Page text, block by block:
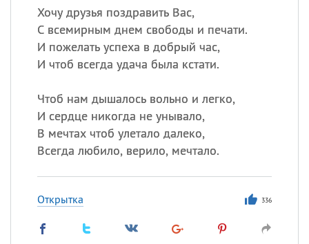
Хочу друзья поздравить Вас,
С всемирным днем свободы и печати.
И пожелать успеха в добрый час,
И чтоб всегда удача была кстати.
Чтоб нам дышалось вольно и легко,
И сердце никогда не унывало,
В мечтах чтоб улетало далеко,
Всегда любило, верило, мечтало.
Открытка 336